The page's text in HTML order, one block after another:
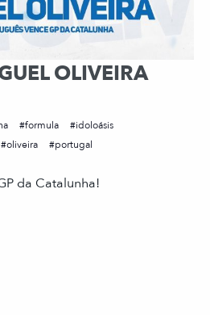
OLIVEIRA
formula
idoloásis
oliveira portugal
da Catalunha!